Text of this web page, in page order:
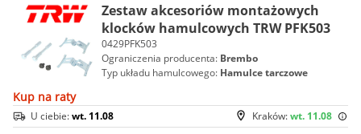
Zestaw akcesoriów montażowych
klocków hamulcowych TRW PFK503
0429PFK503
Ograniczenia producenta: Brembo
Typ układu hamulcowego: Hamulce tarczowe
Kup na raty
Kraków:wt. 11.08
U ciebie:wt. 11.08